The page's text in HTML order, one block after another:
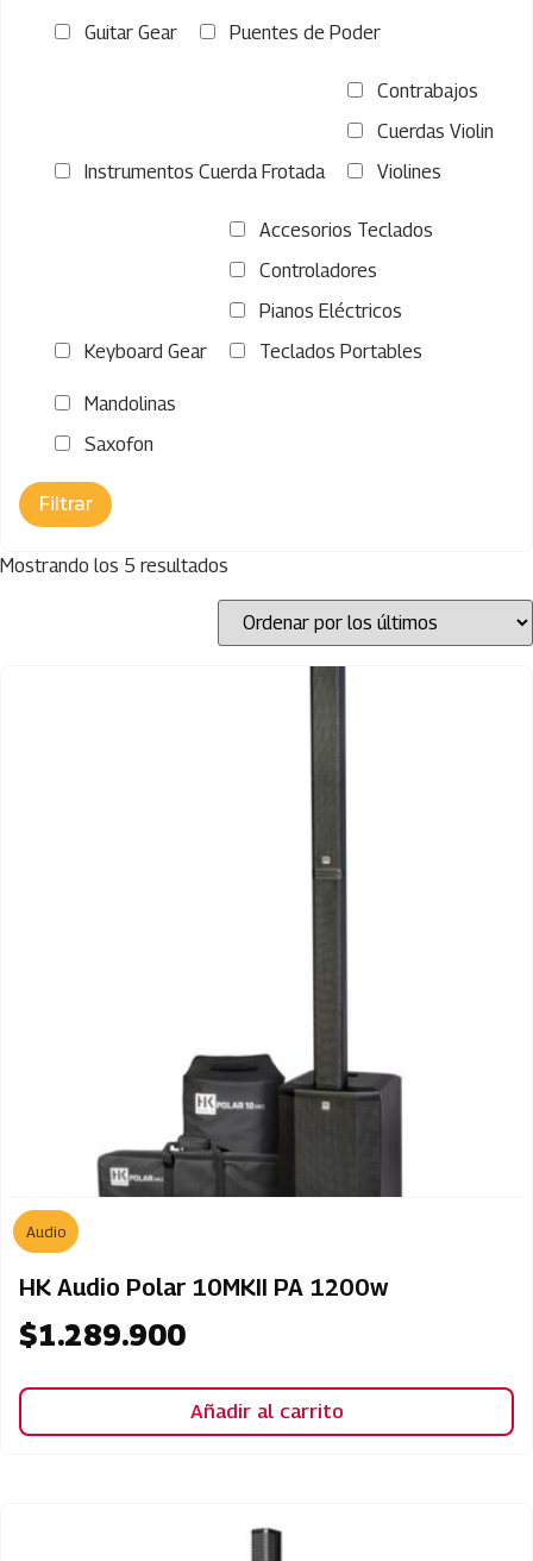
Guitar Gear
Puentes de Poder
Instrumentos Cuerda Frotada
Contrabajos
Cuerdas Violin
Violines
Keyboard Gear
Accesorios Teclados
Controladores
Pianos Eléctricos
Teclados Portables
Mandolinas
Saxofon
Mostrando los 5 resultados
Audio
HK Audio Polar 10MKII PA 1200w
$1.289.900
Añadir al carrito